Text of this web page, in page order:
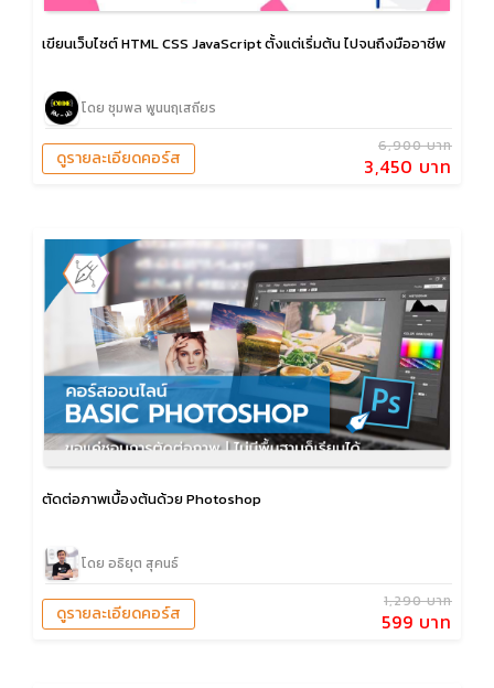
เขียนเว็บไซต์ HTML CSS JavaScript ตั้งแต่เริ่มต้น ไปจนถึงมืออาชีพ
โดย ชุมพล พูนนฤเสถียร
6,900 บาท
3,450 บาท
ดูรายละเอียดคอร์ส
ตัดต่อภาพเบื้องต้นด้วย Photoshop
โดย อธิยุต สุคนธ์
1,290 บาท
599 บาท
ดูรายละเอียดคอร์ส